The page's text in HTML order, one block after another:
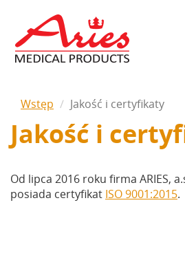
Wstęp Jakość i certyfikaty
Jakość i
Od lipca 2016 roku firma ARIES,
posiada certyfikat ISO 9001:2015.